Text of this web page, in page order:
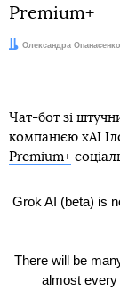
Premium+
Автор:
Олександра Опанасенко
Чат-бот зі
компанією xAI
Premium+
Grok AI (beta) is
There will be
almost every